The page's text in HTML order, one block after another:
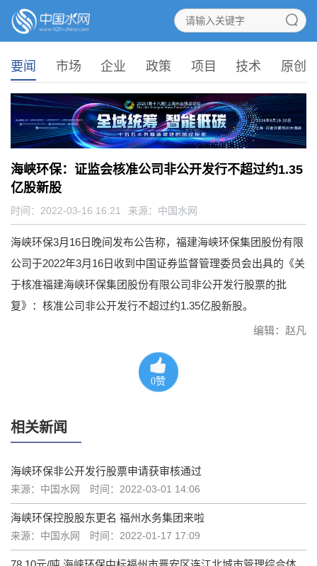
要闻 市场 企业 政策 项目 技术 原创
海峡环保：证监会核准公司非公开发行不超过约1.35
亿股新股
时间：2022-03-16 16:21 来源： 中国水网
海峡环保3月16日晚间发布公告称，福建海峡环保集团股份有限
公司于2022年3月16日收到中国证券监督管理委员会出具的《关
于核准福建海峡环保集团股份有限公司非公开发行股票的批
复》：核准公司非公开发行不超过约1.35亿股新股。
编辑：赵凡
0赞
相关新闻
海峡环保非公开发行股票申请获审核通过
来源：中国水网 时间：2022-03-01 14:06
海峡环保控股股东更名 福州水务集团来啦
来源：中国水网 时间：2022-01-17 17:09